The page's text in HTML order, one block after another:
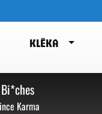
KLËKA
Karma